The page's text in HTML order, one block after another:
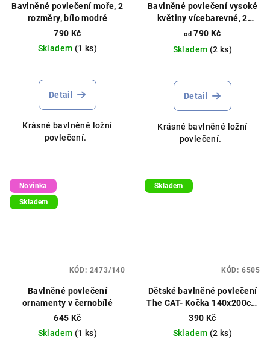
Bavlněné povlečení moře, 2
rozměry, bílo modré
790 Kč
Skladem (1 ks)
Detail
Krásné bavlněné ložní
povlečení.
Bavlněné povlečení vysoké
květiny vícebarevné, 2
rozměry
od 790 Kč
Skladem (2 ks)
Detail
Krásné bavlněné ložní
povlečení.
Novinka
Skladem
Bavlněné povlečení
ornamenty v černobílé
645 Kč
Skladem (1 ks)
KÓD: 2473/140
Skladem
Dětské bavlněné povlečení
The CAT- Kočka 140x200cm
/ 70x80cm bílá/šedá
390 Kč
Skladem (2 ks)
KÓD: 6505